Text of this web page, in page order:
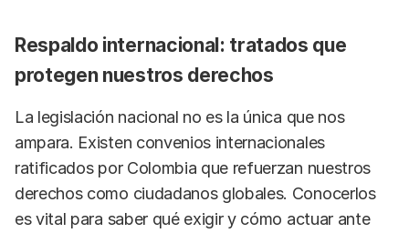
Respaldo internacional: tratados que
protegen nuestros derechos
La legislación nacional no es la única que nos
ampara. Existen convenios internacionales
ratificados por Colombia que refuerzan nuestros
derechos como ciudadanos globales. Conocerlos
es vital para saber qué exigir y cómo actuar ante